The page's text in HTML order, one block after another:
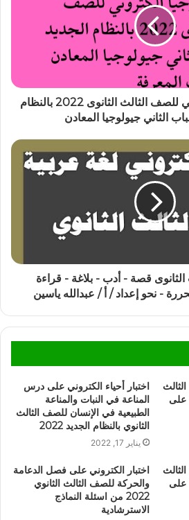
اختبار جيولوجيا الكتروني للصف الثالث الثانوى 2022 بالنظام
الثاني جيولوجيا المعادن
الثانوى قصة - أدب - بلاغة - قراءة
- نحو إعداد / أ / عبدالله ياسين
على
اختبار أحياء الكتروني على درس
المناعة في النبات والمناعة
الطبيعية في الإنسان للصف الثالث
الثانوي بالنظام الجديد 2022
يناير 17, 2022
على
اختبار الكتروني على فصل الدعامة
والحركة للصف الثالث الثانوي
2022 من اسئلة النماذج
الاسترشادية